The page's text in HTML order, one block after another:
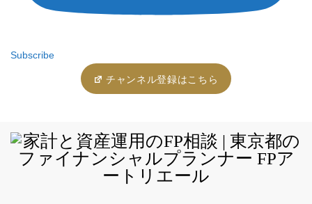
Subscribe
チャンネル登録はこちら